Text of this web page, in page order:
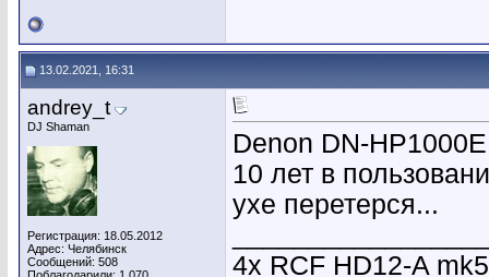
13.02.2021, 16:31
andrey_t
DJ Shaman
Регистрация: 18.05.2012
Адрес: Челябинск
Сообщений: 508
Denon DN-
10 лет в
ухе перетерся...
4х RCF HD12-A mk5